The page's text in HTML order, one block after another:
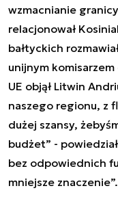
wzmacnianie
relacjonował
bałtyckich
unijnym
UE objął Litwin
naszego regionu, z
dużej szansy,
budżet” -
bez odpowiednich
mniejsze znaczenie”.